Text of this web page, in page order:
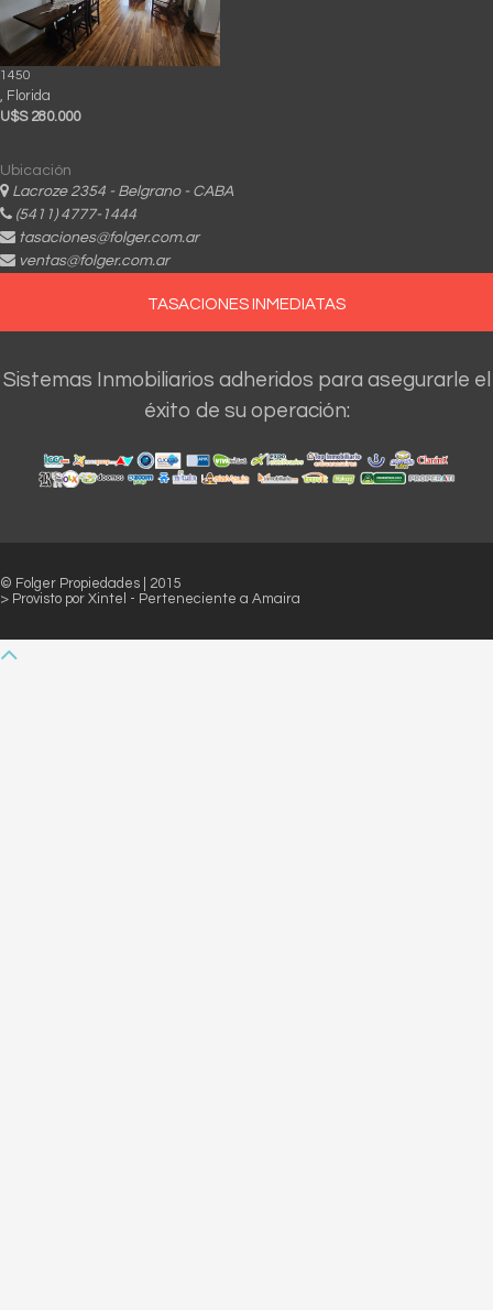
1450
, Florida
U$S 280.000
Ubicación
Lacroze 2354 - Belgrano - CABA
(5411) 4777-1444
tasaciones@folger.com.ar
ventas@folger.com.ar
TASACIONES INMEDIATAS
Sistemas Inmobiliarios adheridos para asegurarle el
éxito de su operación:
© Folger Propiedades | 2015
> Provisto por Xintel - Perteneciente a Amaira